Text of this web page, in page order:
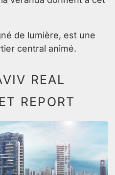
de lumière, est une
central animé.
REAL
REPORT